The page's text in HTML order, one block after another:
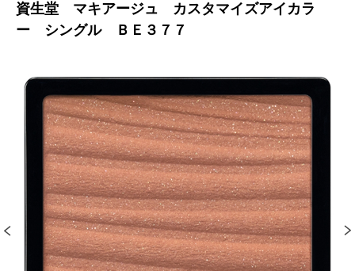
資生堂 マキアージュ カスタマイズアイカラ
ー シングル ＢＥ３７７